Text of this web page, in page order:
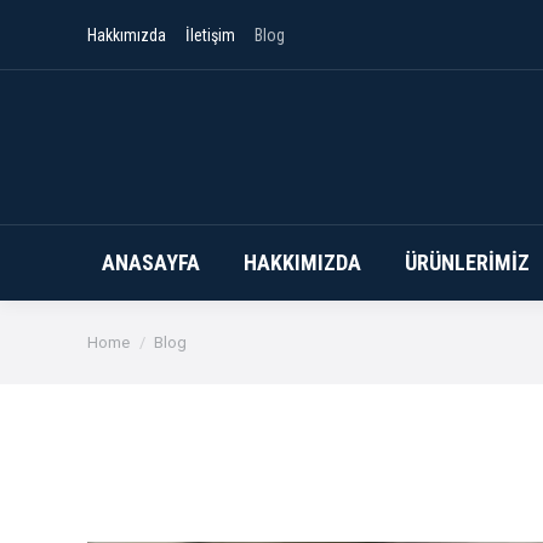
Hakkımızda İletişim Blog
ANASAYFA HAKKIMIZDA ÜRÜNLERIMIZ
You are here:
Home Blog